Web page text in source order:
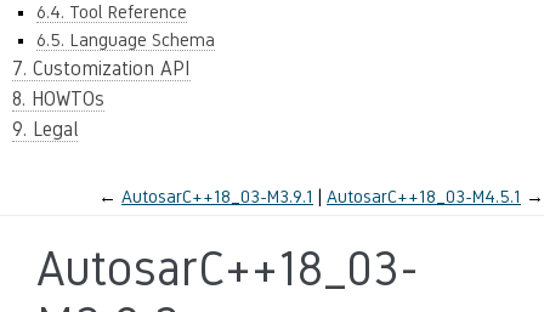
6.4. Tool Reference
6.5. Language Schema
7. Customization API
8. HOWTOs
9. Legal
← AutosarC++18_03-M3.9.1 AutosarC++18_03-M4.5.1 →
AutosarC++18_03-